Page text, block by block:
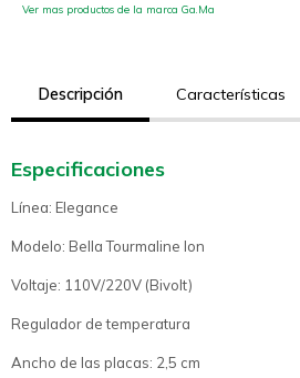
Ver mas productos de la marca Ga.Ma
Descripción Características
Especificaciones
Línea: Elegance
Modelo: Bella Tourmaline Ion
Voltaje: 110V/220V (Bivolt)
Regulador de temperatura
Ancho de las placas: 2,5 cm